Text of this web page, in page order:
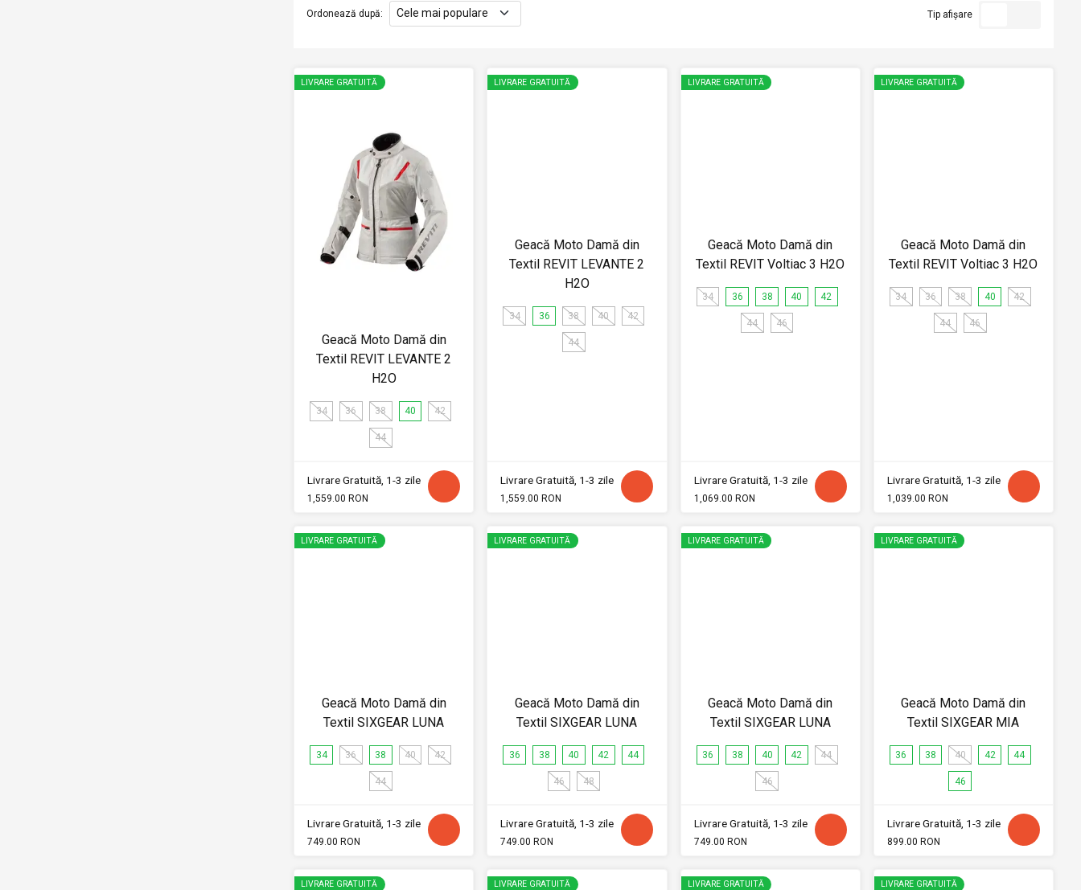
Ordonează după: Tip afișare
LIVRARE GRATUITĂ
Geacă Moto Damă din
Textil REVIT LEVANTE 2
H2O
34 36 38 40 42
44
Livrare Gratuită, 1-3 zile
1,559.00 RON
LIVRARE GRATUITĂ
Geacă Moto Damă din
Textil REVIT LEVANTE 2
H2O
34 36 38 40 42
44
Livrare Gratuită, 1-3 zile
1,559.00 RON
LIVRARE GRATUITĂ
Geacă Moto Damă din
Textil REVIT Voltiac 3 H2O
34 36 38 40 42
44 46
Livrare Gratuită, 1-3 zile
1,069.00 RON
LIVRARE GRATUITĂ
Geacă Moto Damă din
Textil REVIT Voltiac 3 H2O
34 36 38 40 42
44 46
Livrare Gratuită, 1-3 zile
1,039.00 RON
LIVRARE GRATUITĂ
Geacă Moto Damă din
Textil SIXGEAR LUNA
34 36 38 40 42
44
Livrare Gratuită, 1-3 zile
749.00 RON
LIVRARE GRATUITĂ
Geacă Moto Damă din
Textil SIXGEAR LUNA
36 38 40 42 44
46 48
Livrare Gratuită, 1-3 zile
749.00 RON
LIVRARE GRATUITĂ
Geacă Moto Damă din
Textil SIXGEAR LUNA
36 38 40 42 44
46
Livrare Gratuită, 1-3 zile
749.00 RON
LIVRARE GRATUITĂ
Geacă Moto Damă din
Textil SIXGEAR MIA
36 38 40 42 44
46
Livrare Gratuită, 1-3 zile
899.00 RON
LIVRARE GRATUITĂ
LIVRARE GRATUITĂ LIVRARE GRATUITĂ
LIVRARE GRATUITĂ